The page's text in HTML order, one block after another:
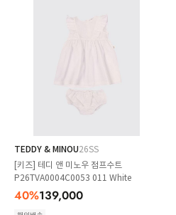
TEDDY & MINOU26SS
[키즈] 테디 앤 미노우 점프수트
P26TVA0004C0053 011 White
40%139,000